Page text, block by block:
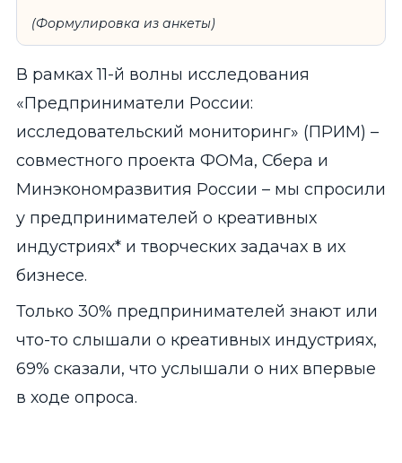
(Формулировка из анкеты)
В рамках 11-й волны исследования
«Предприниматели России:
исследовательский мониторинг» (ПРИМ) –
совместного проекта ФОМа, Сбера и
Минэкономразвития России – мы спросили
у предпринимателей о креативных
индустриях* и творческих задачах в их
бизнесе.
Только 30% предпринимателей знают или
что-то слышали о креативных индустриях,
69% сказали, что услышали о них впервые
в ходе опроса.